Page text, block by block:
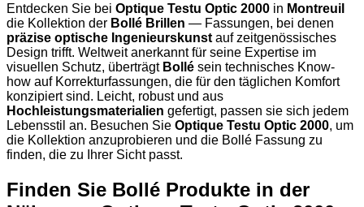
Entdecken Sie bei Optique Testu Optic 2000 in Montreuil
die Kollektion der Bollé Brillen — Fassungen, bei denen
präzise optische Ingenieurskunst auf zeitgenössisches
Design trifft. Weltweit anerkannt für seine Expertise im
visuellen Schutz, überträgt Bollé sein technisches Know-
how auf Korrekturfassungen, die für den täglichen Komfort
konzipiert sind. Leicht, robust und aus
Hochleistungsmaterialien gefertigt, passen sie sich jedem
Lebensstil an. Besuchen Sie Optique Testu Optic 2000, um
die Kollektion anzuprobieren und die Bollé Fassung zu
finden, die zu Ihrer Sicht passt.
Finden Sie Bollé Produkte in der